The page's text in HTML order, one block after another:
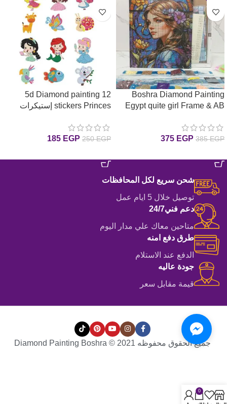
Boshra Diamond Painting
Egypt quite girl Frame & AB
30*40cm لوحة ماسية البنت
الهدئة بإطار خشب و دايموند إيه
385EGP
375 EGP
5d Diamond painting 12
stickers Princes إستيكرات
250EGP
185 EGP
شحن سريع لكل المحافظات
توصيل خلال 5 ايام عمل
دعم فني24/7
متاحين معاك علي مدار اليوم
طرق دفع امنه
الدفع عند الاستلام
جودة عاليه
قيمة مقابل سعر
جميع الحقوق محفوظه Diamond Painting Boshra © 2021
0